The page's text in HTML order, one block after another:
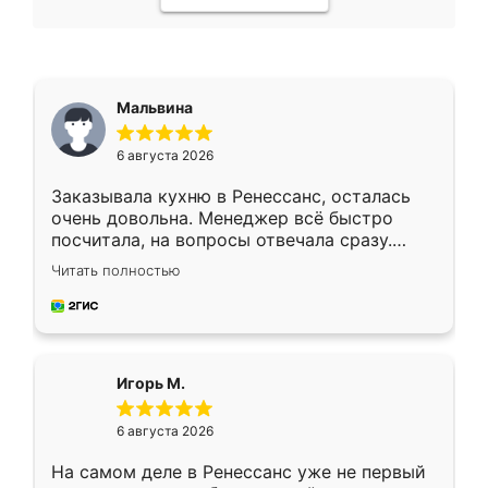
Мальвина
6 августа 2026
Заказывала кухню в Ренессанс, осталась
очень довольна. Менеджер всё быстро
посчитала, на вопросы отвечала сразу.
Замерщик приехал в субботу, подошёл к
делу со всей ответственностью. Собрали
за день, ребята работали аккуратно, даже
Читать полностью
Игорь М.
6 августа 2026
На самом деле в Ренессанс уже не первый